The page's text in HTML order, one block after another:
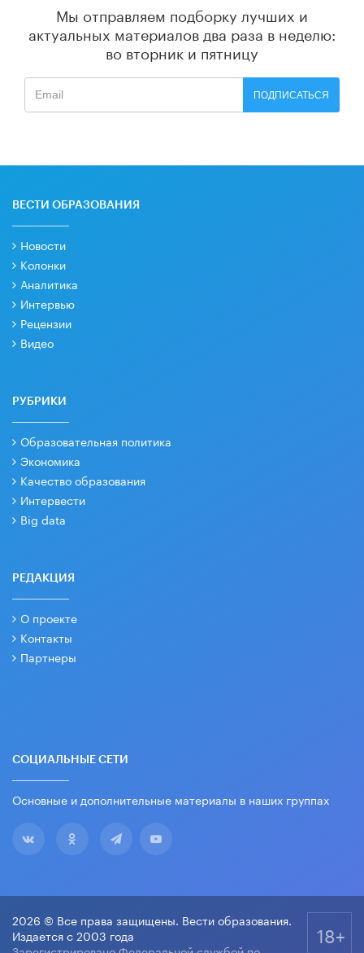
Мы отправляем подборку лучших и
актуальных материалов два раза в неделю:
во вторник и пятницу
ПОДПИСАТЬСЯ
ВЕСТИ ОБРАЗОВАНИЯ
Новости
Колонки
Аналитика
Интервью
Рецензии
Видео
РУБРИКИ
Образовательная политика
Экономика
Качество образования
Интервести
Big data
РЕДАКЦИЯ
О проекте
Контакты
Партнеры
СОЦИАЛЬНЫЕ СЕТИ
Основные и дополнительные материалы в наших группах
2026 © Все права защищены. Вести образования.
Издается с 2003 года
18+